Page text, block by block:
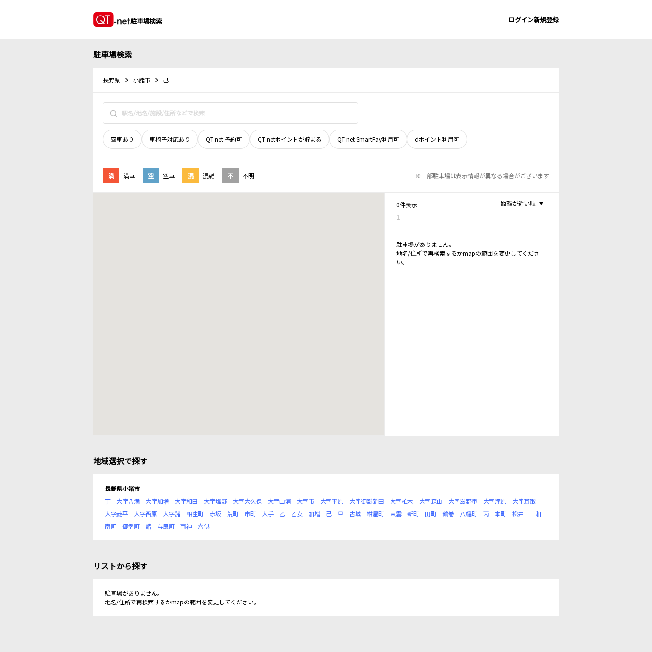
駐車場検索 ログイン新規登録
駐車場検索
長野県 小諸市 己
空車あり 車椅子対応あり QT-net 予約可 QT-netポイントが貯まる QT-net SmartPay利用可 dポイント利用可
満 満車 空 空車 混 混雑 不 不明 ※一部駐車場は表示情報が異なる場合がございます
0件表示
1
距離が近い順
駐車場がありません。
地名/住所で再検索するかmapの範囲を変更してくださ
い。
地域選択で探す
長野県小諸市
丁
大字八満 大字加増 大字和田 大字塩野 大字大久保 大字山浦 大字市 大字平原 大字御影新田 大字柏木 大字森山 大字滋野甲 大字滝原
大字耳取
大字菱平
大字西原 大字諸 相生町 赤坂 荒町 市町 大手 乙 乙女 加増 己 甲 古城 紺屋町 東雲 新町 田町 鶴巻 八幡町 丙 本町 松井
三和
南町
御幸町 諸 与良町 両神 六供
リストから探す
駐車場がありません。
地名/住所で再検索するかmapの範囲を変更してください。